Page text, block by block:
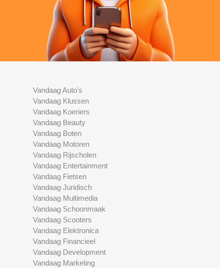
Vandaag Auto's
Vandaag Klussen
Vandaag Koeriers
Vandaag Beauty
Vandaag Boten
Vandaag Motoren
Vandaag Rijscholen
Vandaag Entertainment
Vandaag Fietsen
Vandaag Juridisch
Vandaag Multimedia
Vandaag Schoonmaak
Vandaag Scooters
Vandaag Elektronica
Vandaag Financieel
Vandaag Development
Vandaag Marketing